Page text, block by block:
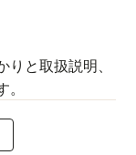
と取扱説明、